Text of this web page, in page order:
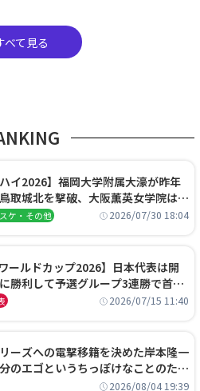
べて見る
ハイ2026】福岡大学附属大濠が昨年
取城北を撃破、大阪薫英女学院は岐
、大会3日目試合結果
ケ・その他 2026/07/30 18:04
ールドカップ2026】日本代表は開
勝利して予選グループ3連勝で首位
勝の相手はエジプトに決定2026/07/15 11:40
ーズへの電撃移籍を決めた岸本隆一
のエゴというちっぽけなことのため
たわけではない」
2026/08/04 19:39